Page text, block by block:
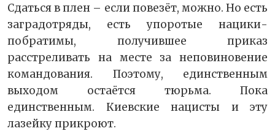
Сдаться в плен – если повезёт, можно. Но есть
заградотряды, есть упоротые нацики-
побратимы, получившее приказ
расстреливать на месте за неповиновение
командования. Поэтому, единственным
выходом остаётся тюрьма. Пока
единственным. Киевские нацисты и эту
лазейку прикроют.